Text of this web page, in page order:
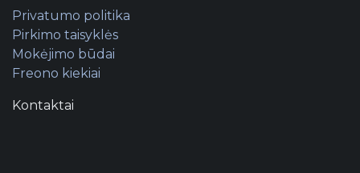
Privatumo politika
Pirkimo taisyklės
Mokėjimo būdai
Freono kiekiai
Kontaktai